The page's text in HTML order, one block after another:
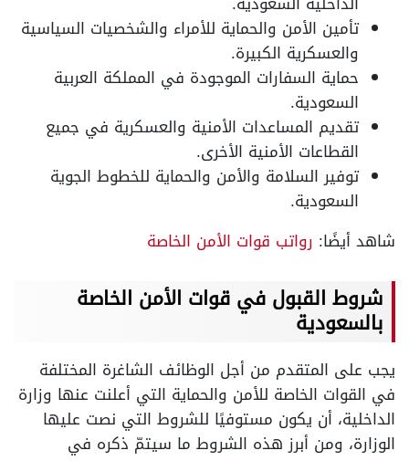
تأمين الأمن والحماية للأمراء والشخصيات السياسية
والعسكرية الكبيرة.
حماية السفارات الموجودة في المملكة العربية
السعودية.
تقديم المساعدات الأمنية والعسكرية في جميع
القطاعات الأمنية الأخرى.
توفير السلامة والأمن والحماية للخطوط الجوية
السعودية.
شاهد أيضًا: رواتب قوات الأمن الخاصة
شروط القبول في قوات الأمن الخاصة
بالسعودية
يجب على المتقدم من أجل الوظائف الشاغرة المختلفة
في القوات الخاصة للأمن والحماية التي أعلنت عنها وزارة
الداخلية، أن يكون مستوفيًا للشروط التي نصت عليها
الوزارة، ومن أبرز هذه الشروط ما سيتمّ ذكره في